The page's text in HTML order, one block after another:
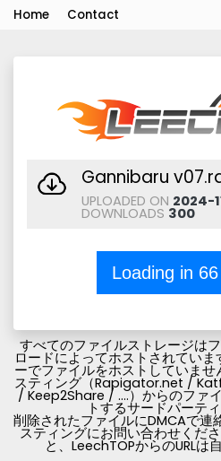
Home Contact
Gannibaru
UPLOADED ON 2024-
DOWNLOADS 300
Loading in 66
すべてのファイルストレージは
ロードによってホストされてい
ーでファイルをホストしていま
スティング（Rapigator.net /
/ Keep2Share / ....）からのファ
トするサードパーテ
削除されたファイルにDMCAで連
スティングにお問い合わせくだ
と、LeechTOPからのURLは